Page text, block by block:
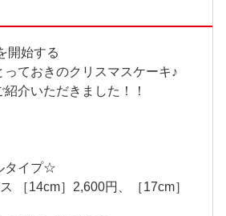
2019年12月
2019年11月
2019年9月
2019年8月
開始する
っておきのクリスマスケーキ♪
介いただきました！！
タイプ☆
［14cm］2,600円、［17cm］